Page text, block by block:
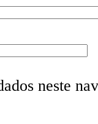
neste